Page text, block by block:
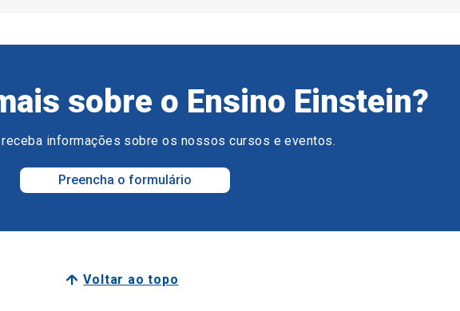
sobre o Ensino Einstein?
informações sobre os nossos cursos e eventos.
Preencha o formulário
Voltar ao topo